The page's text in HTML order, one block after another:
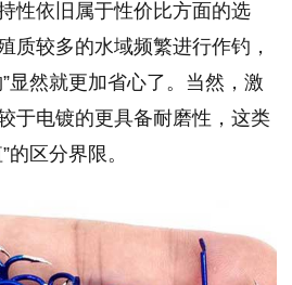
性依旧属于性价比方面的选
质较多的水域频繁进行作钓，
显然就更加省心了。当然，激
于电镀的更具备耐磨性，这类
的区分界限。